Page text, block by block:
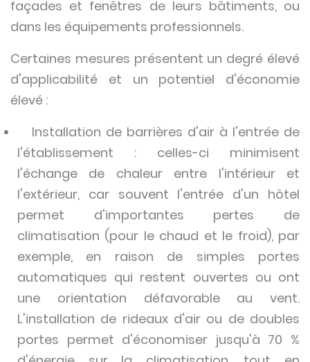
façades et fenêtres de leurs bâtiments, ou
dans les équipements professionnels.
Certaines mesures présentent un degré élevé
d'applicabilité et un potentiel d'économie
élevé :
Installation de barrières d'air à l'entrée de
l'établissement : celles-ci minimisent
l'échange de chaleur entre l'intérieur et
l'extérieur, car souvent l'entrée d'un hôtel
permet d'importantes pertes de
climatisation (pour le chaud et le froid), par
exemple, en raison de simples portes
automatiques qui restent ouvertes ou ont
une orientation défavorable au vent.
L'installation de rideaux d'air ou de doubles
portes permet d'économiser jusqu'à 70 %